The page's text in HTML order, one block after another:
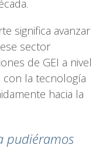
significa avanzar
sector
de GEI a nivel
con la tecnología
hacia la
pudiéramos